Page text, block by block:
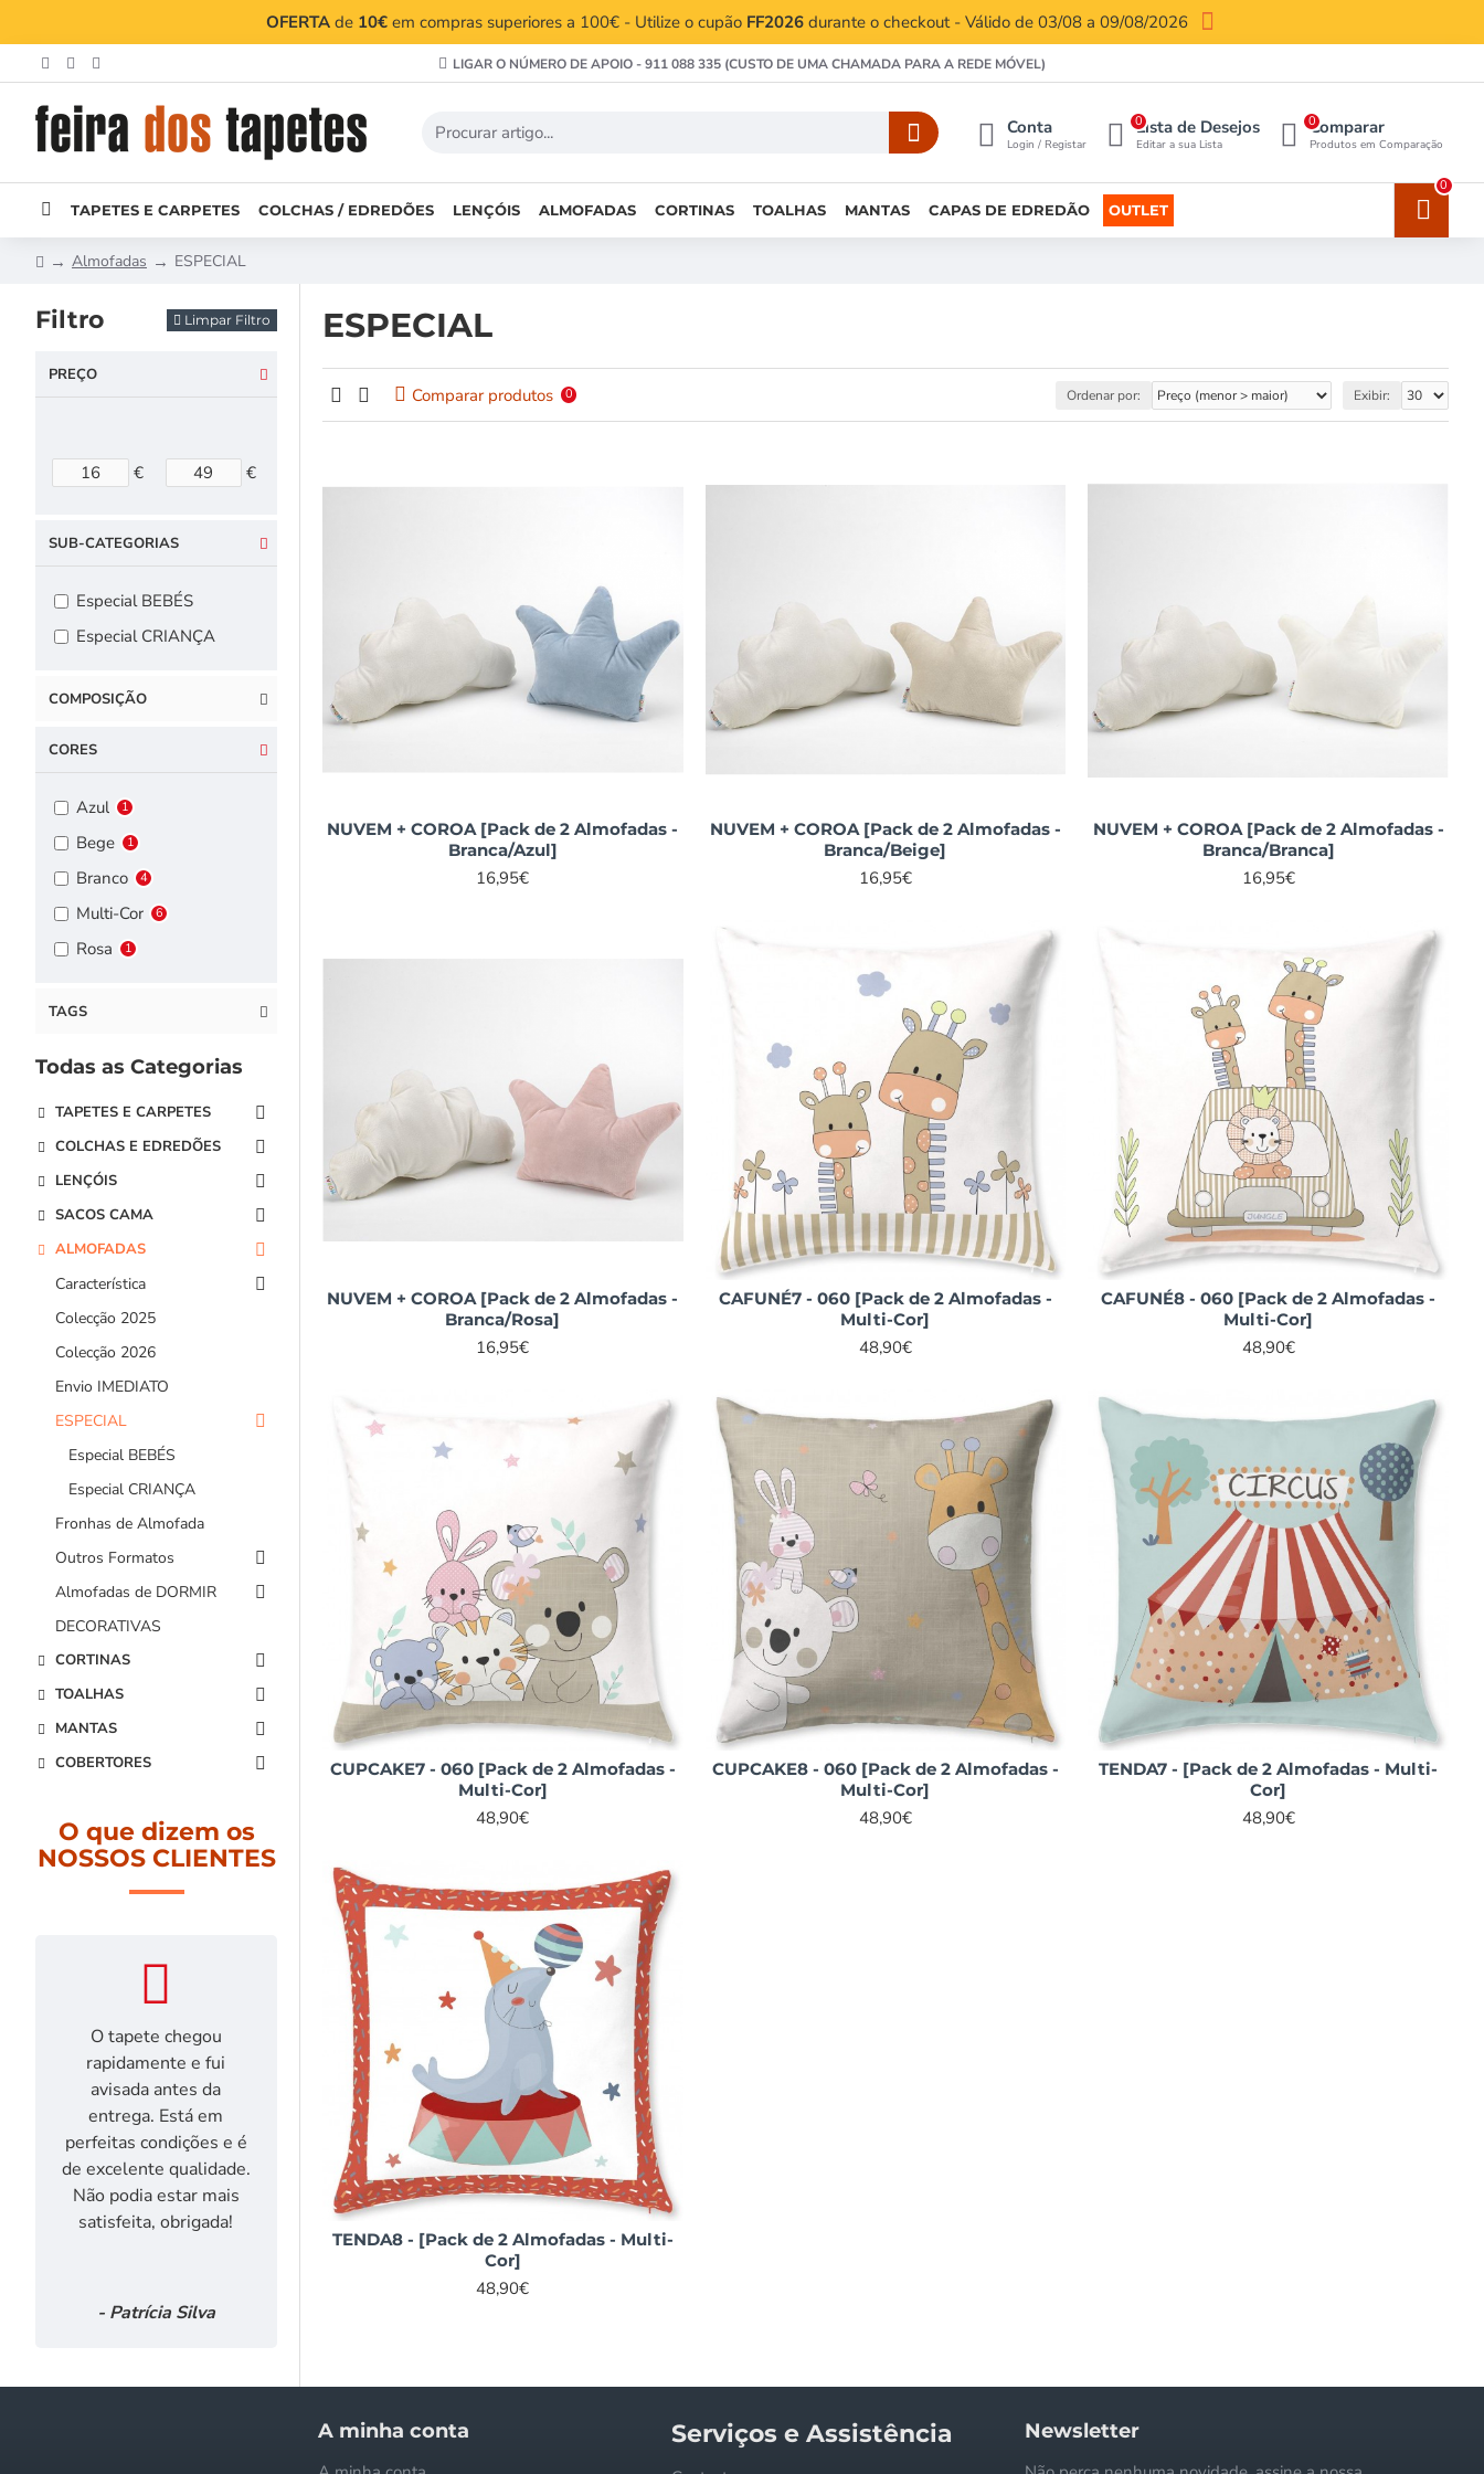
OFERTA de 10€ em compras superiores a 100€ - Utilize o cupão FF2026 durante o checkout - Válido de 03/08 a 09/08/2026
LIGAR O NÚMERO DE APOIO - 911 088 335 (CUSTO DE UMA CHAMADA PARA A REDE MÓVEL)
Conta
Login / Registar
Lista de Desejos
Editar a sua Lista
0 Comparar
Produtos em Comparação
0
TAPETES E CARPETES COLCHAS / EDREDÕES LENÇÓIS ALMOFADAS CORTINAS TOALHAS MANTAS CAPAS DE EDREDÃO OUTLET
0
Almofadas ESPECIAL
Filtro Limpar Filtro
PREÇO
€ €
SUB-CATEGORIAS
Especial BEBÉS
Especial CRIANÇA
COMPOSIÇÃO
CORES
Azul 1
Bege 1
Branco 4
Multi-Cor 6
Rosa 1
TAGS
Todas as Categorias
TAPETES E CARPETES
COLCHAS E EDREDÕES
LENÇÓIS
SACOS CAMA
ALMOFADAS
Característica
Colecção 2025
Colecção 2026
Envio IMEDIATO
ESPECIAL
Especial BEBÉS
Especial CRIANÇA
Fronhas de Almofada
Outros Formatos
Almofadas de DORMIR
DECORATIVAS
CORTINAS
TOALHAS
MANTAS
COBERTORES
O que dizem os
NOSSOS CLIENTES
O tapete chegou
rapidamente e fui
avisada antes da
entrega. Está em
perfeitas condições e é
de excelente qualidade.
Não podia estar mais
satisfeita, obrigada!
- Patrícia Silva
Foi a primeira compra
que vos fiz. Rapidez na
entrega (3 dias).
Excelente relação
qualidade/preço. Gostei
muito. Obrigada.
ESPECIAL
Comparar produtos 0 Ordenar por: Exibir:
NUVEM + COROA [Pack de 2 Almofadas -
Branca/Azul]
16,95€
NUVEM + COROA [Pack de 2 Almofadas -
Branca/Beige]
16,95€
NUVEM + COROA [Pack de 2 Almofadas -
Branca/Branca]
16,95€
NUVEM + COROA [Pack de 2 Almofadas -
Branca/Rosa]
16,95€
CAFUNÉ7 - 060 [Pack de 2 Almofadas -
Multi-Cor]
48,90€
CAFUNÉ8 - 060 [Pack de 2 Almofadas -
Multi-Cor]
48,90€
CUPCAKE7 - 060 [Pack de 2 Almofadas -
Multi-Cor]
48,90€
CUPCAKE8 - 060 [Pack de 2 Almofadas -
Multi-Cor]
48,90€
TENDA7 - [Pack de 2 Almofadas - Multi-
Cor]
48,90€
TENDA8 - [Pack de 2 Almofadas - Multi-
Cor]
48,90€
A minha conta Serviços e Assistência Newsletter